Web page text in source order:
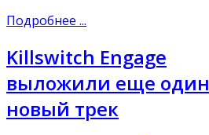
Подробнее ...
Killswitch Engage
выложили еще один
новый трек